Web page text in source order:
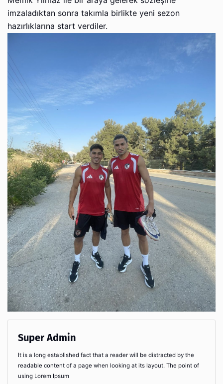
imzaladıktan sonra takımla birlikte yeni sezon
hazırlıklarına start verdiler.
Super Admin
It is a long established fact that a reader will be distracted by the
readable content of a page when looking at its layout. The point of
using Lorem Ipsum